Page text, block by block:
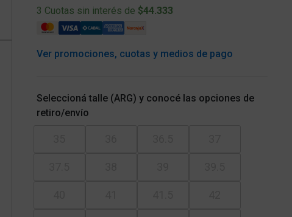
3 Cuotas sin interés de $44.333
Ver promociones, cuotas y medios de pago
Seleccioná talle (ARG) y conocé las opciones de
retiro/envío